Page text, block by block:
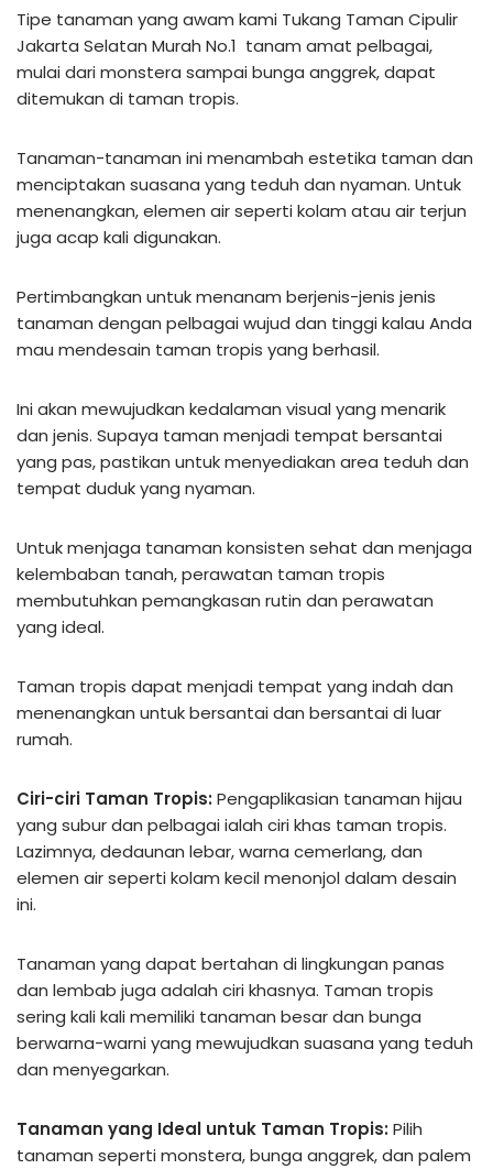
Tipe tanaman yang awam kami Tukang Taman Cipulir
Jakarta Selatan Murah No.1 tanam amat pelbagai,
mulai dari monstera sampai bunga anggrek, dapat
ditemukan di taman tropis.
Tanaman-tanaman ini menambah estetika taman dan
menciptakan suasana yang teduh dan nyaman. Untuk
menenangkan, elemen air seperti kolam atau air terjun
juga acap kali digunakan.
Pertimbangkan untuk menanam berjenis-jenis jenis
tanaman dengan pelbagai wujud dan tinggi kalau Anda
mau mendesain taman tropis yang berhasil.
Ini akan mewujudkan kedalaman visual yang menarik
dan jenis. Supaya taman menjadi tempat bersantai
yang pas, pastikan untuk menyediakan area teduh dan
tempat duduk yang nyaman.
Untuk menjaga tanaman konsisten sehat dan menjaga
kelembaban tanah, perawatan taman tropis
membutuhkan pemangkasan rutin dan perawatan
yang ideal.
Taman tropis dapat menjadi tempat yang indah dan
menenangkan untuk bersantai dan bersantai di luar
rumah.
Ciri-ciri Taman Tropis: Pengaplikasian tanaman hijau
yang subur dan pelbagai ialah ciri khas taman tropis.
Lazimnya, dedaunan lebar, warna cemerlang, dan
elemen air seperti kolam kecil menonjol dalam desain
ini.
Tanaman yang dapat bertahan di lingkungan panas
dan lembab juga adalah ciri khasnya. Taman tropis
sering kali kali memiliki tanaman besar dan bunga
berwarna-warni yang mewujudkan suasana yang teduh
dan menyegarkan.
Tanaman yang Ideal untuk Taman Tropis: Pilih
tanaman seperti monstera, bunga anggrek, dan palem